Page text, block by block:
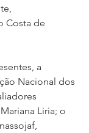
Costa de
a
Nacional dos
Liria; o